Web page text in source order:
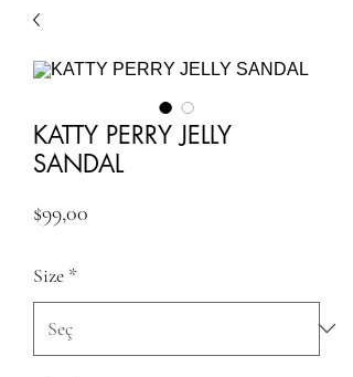
KATTY PERRY JELLY
SANDAL
$99,00
Size *